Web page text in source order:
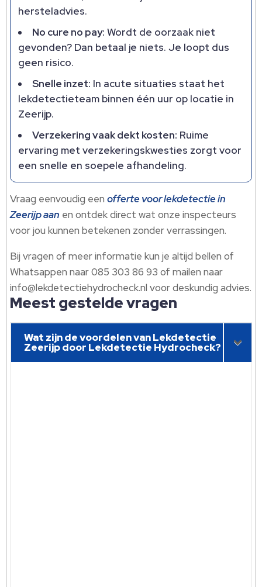
hersteladvies.
No cure no pay: Wordt de oorzaak niet
gevonden? Dan betaal je niets. Je loopt dus
geen risico.
Snelle inzet: In acute situaties staat het
lekdetectieteam binnen één uur op locatie in
Zeerijp.
Verzekering vaak dekt kosten: Ruime
ervaring met verzekeringskwesties zorgt voor
een snelle en soepele afhandeling.
Vraag eenvoudig eenofferte voor lekdetectie in
Zeerijp aan en ontdek direct wat onze inspecteurs
voor jou kunnen betekenen zonder verrassingen.
Bij vragen of meer informatie kun je altijd bellen of
Whatsappen naar 085 303 86 93 of mailen naar
info@lekdetectiehydrocheck.nl voor deskundig advies.
Meest gestelde vragen
Wat zijn de voordelen van Lekdetectie
Zeerijp door Lekdetectie Hydrocheck?